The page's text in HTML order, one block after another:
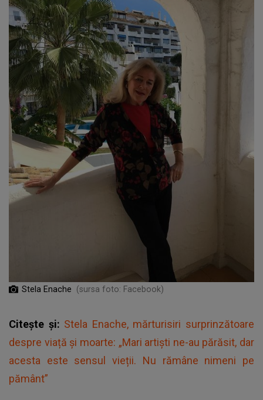
Stela Enache (sursa foto: Facebook)
Citește și: Stela Enache, mărturisiri surprinzătoare
despre viață și moarte: „Mari artiști ne-au părăsit, dar
acesta este sensul vieții. Nu rămâne nimeni pe
pământ”